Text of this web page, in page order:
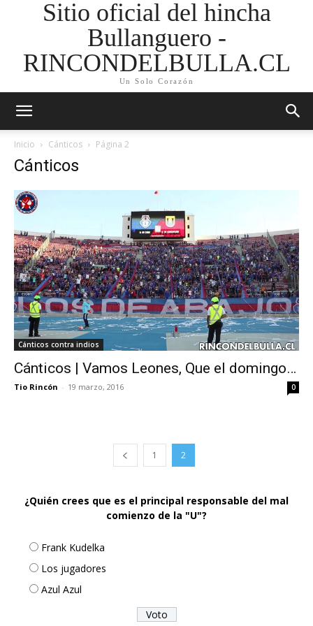
Sitio oficial del hincha
Bullanguero -
RINCONDELBULLA.CL
Un Solo Corazón
Inicio Cánticos Página 2
Cánticos
Cánticos contra indios
Cánticos | Vamos Leones, Que el domingo…
Tio Rincón - 19 marzo, 2016 0
1 2
¿Quién crees que es el principal responsable del mal
comienzo de la "U"?
Frank Kudelka
Los jugadores
Azul Azul